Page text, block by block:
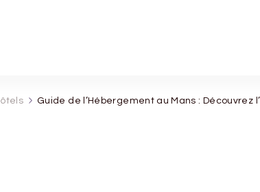
Guide de l’Hébergement au Mans : Découvrez